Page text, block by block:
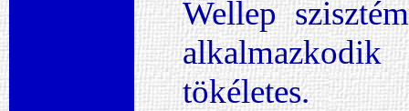
Wellep
tökéletes.